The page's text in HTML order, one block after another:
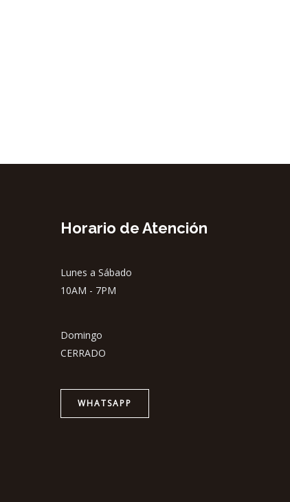
Horario de Atención
Lunes a Sábado
10AM - 7PM
Domingo
CERRADO
WHATSAPP